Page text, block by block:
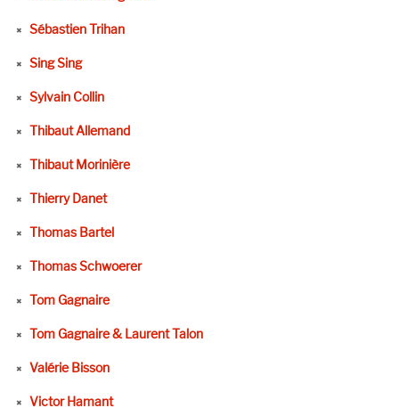
Sébastien Trihan
Sing Sing
Sylvain Collin
Thibaut Allemand
Thibaut Morinière
Thierry Danet
Thomas Bartel
Thomas Schwoerer
Tom Gagnaire
Tom Gagnaire & Laurent Talon
Valérie Bisson
Victor Hamant